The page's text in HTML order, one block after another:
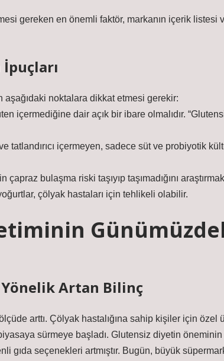
gereken en önemli faktör, markanın içerik listesi
noktalara dikkat etmesi gerekir:
içermediğine dair açık bir ibare olmalıdır.
tatlandırıcı içermeyen, sadece süt ve probiyotik
bulaşma riski taşıyıp taşımadığını
çölyak hastaları için tehlikeli olabilir.
Yönelik Artan Bilinç
arttı. Çölyak hastalığına sahip kişiler için özel
sürmeye başladı. Glutensiz diyetin öneminin
gıda seçenekleri artmıştır. Bugün, büyük